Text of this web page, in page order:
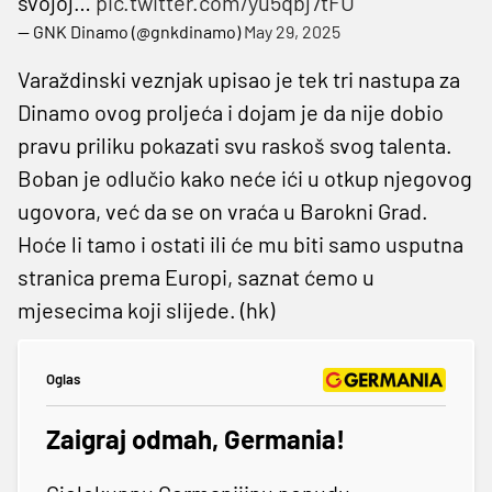
— GNK Dinamo (@gnkdinamo)May 29, 2025
Varaždinski veznjak upisao je tek tri nastupa za
Dinamo ovog proljeća i dojam je da nije dobio
pravu priliku pokazati svu raskoš svog talenta.
Boban je odlučio kako neće ići u otkup njegovog
ugovora, već da se on vraća u Barokni Grad.
Hoće li tamo i ostati ili će mu biti samo usputna
stranica prema Europi, saznat ćemo u
mjesecima koji slijede. (hk)
Oglas
Zaigraj odmah, Germania!